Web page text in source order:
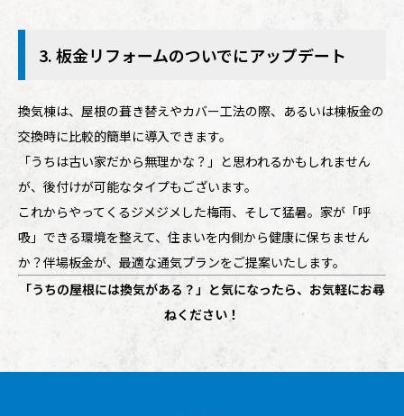
3. 板金リフォームのついでにアップデート
換気棟は、屋根の葺き替えやカバー工法の際、あるいは棟板金の
交換時に比較的簡単に導入できます。
「うちは古い家だから無理かな？」と思われるかもしれません
が、後付けが可能なタイプもございます。
これからやってくるジメジメした梅雨、そして猛暑。家が「呼
吸」できる環境を整えて、住まいを内側から健康に保ちません
か？伴場板金が、最適な通気プランをご提案いたします。
「うちの屋根には換気がある？」と気になったら、お気軽にお尋
ねください！